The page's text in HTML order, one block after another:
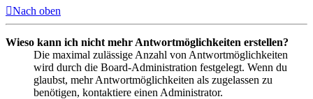
Nach oben
Wieso kann ich nicht mehr Antwortmöglichkeiten erstellen?
Die maximal zulässige Anzahl von Antwortmöglichkeiten
wird durch die Board-Administration festgelegt. Wenn du
glaubst, mehr Antwortmöglichkeiten als zugelassen zu
benötigen, kontaktiere einen Administrator.